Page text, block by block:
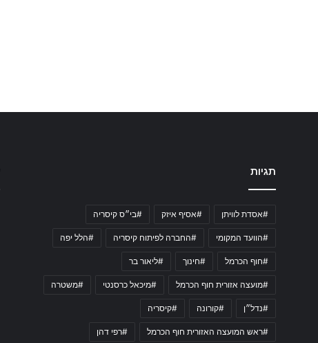
תגיות
#אסדת לוויתן #אסיף איזק #בי״ס קיסריה
#הוועד המקומי #החברה לפיתוח קיסריה #הלל יפה
#חוף הכרמל #חינוך #ליאור בר
#מועצה אזורית חוף הכרמל #מיכאל כרסנטי #משטרה
#נדל״ן #קורונה #קיסריה
#ראש המועצה האזורית חוף הכרמל #רפי דהן